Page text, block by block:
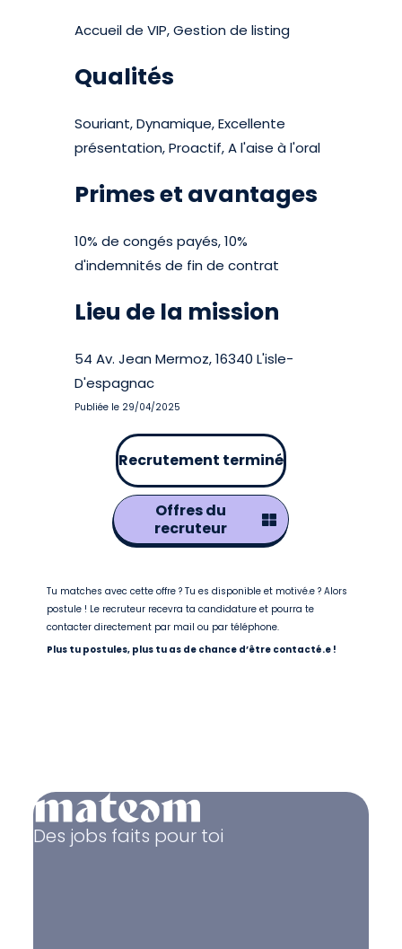
Accueil de VIP, Gestion de listing
Qualités
Souriant, Dynamique, Excellente
présentation, Proactif, A l'aise à l'oral
Primes et avantages
10% de congés payés, 10%
d'indemnités de fin de contrat
Lieu de la mission
54 Av. Jean Mermoz, 16340 L'isle-
D'espagnac
Publiée le 29/04/2025
Recrutement terminé
Offres du
recruteur
Tu matches avec cette offre ? Tu es disponible et motivé.e ? Alors
postule ! Le recruteur recevra ta candidature et pourra te
contacter directement par mail ou par téléphone.
Plus tu postules, plus tu as de chance d’être contacté.e !
Des jobs faits pour toi